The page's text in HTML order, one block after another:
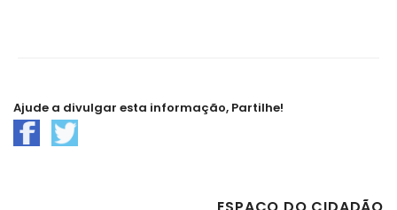
Ajude a divulgar esta informação, Partilhe!